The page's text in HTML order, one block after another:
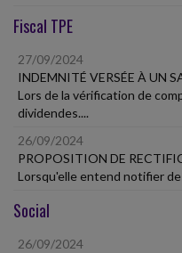
Fiscal TPE
27/09/2024
INDEMNITÉ VERSÉE À UN
Lors de la vérification de
dividendes....
26/09/2024
PROPOSITION DE
Lorsqu'elle entend notifier
Social
26/09/2024